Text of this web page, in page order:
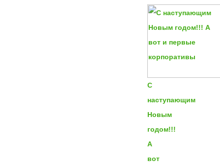
С
наступающим
Новым
годом!!!
А
вот